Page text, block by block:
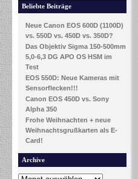
Beliebte Beiträge
Neue Canon EOS 600D (1100D)
vs. 550D vs. 450D vs. 350D?
Das Objektiv Sigma 150-500mm
5,0-6,3 DG APO OS HSM im
Test
EOS 550D: Neue Kameras mit
Sensorflecken!!!
Canon EOS 450D vs. Sony
Alpha 350
Frohe Weihnachten + neue
Weihnachtsgrußkarten als E-
Card!
Archive